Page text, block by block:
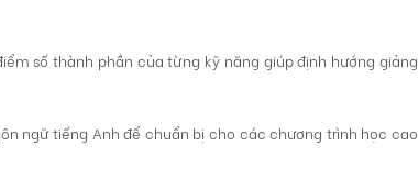
số thành phần của từng kỹ năng giúp định hướng giảng
ngữ tiếng Anh để chuẩn bị cho các chương trình học cao